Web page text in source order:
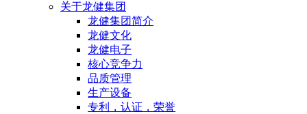
关于龙健集团
龙健集团简介
龙健文化
龙健电子
核心竞争力
品质管理
生产设备
专利，认证，荣誉